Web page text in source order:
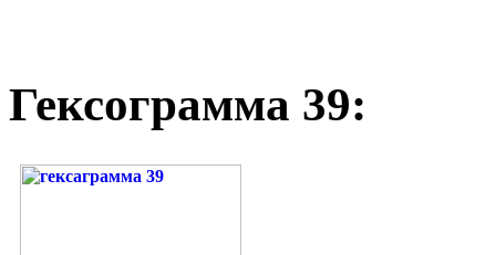
Гексограмма 39: